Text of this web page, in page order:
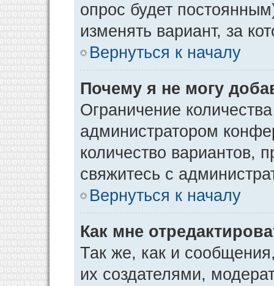
опрос будет
изменять вариант, за
Вернуться к началу
Почему я не могу
Ограничение
администратором
количество вариантов,
свяжитесь с
Вернуться к началу
Как мне
Так же, как и
их создателями,